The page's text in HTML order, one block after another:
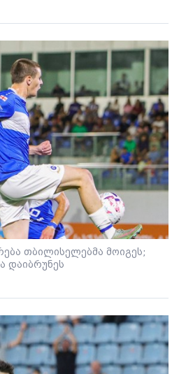
თბილისელებმა მოიგეს;
დაიბრუნეს